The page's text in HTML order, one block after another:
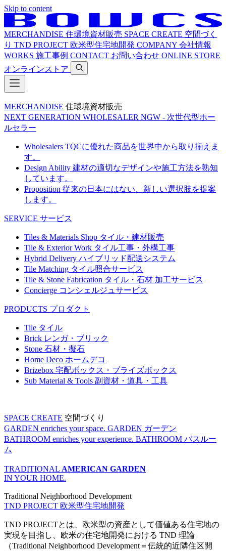
Skip to content
MERCHANDISE 住環境資材販売 SPACE CREATE 空間づく
り TND PROJECT 欧米型住宅地開発 COMPANY 会社情報
WORKS 施工事例 CONTACT お問い合わせ ONLINE STORE
オンラインストア
MERCHANDISE 住環境資材販売
NEXT GENERATION WHOLESALER NGW - 次世代型ホー
ルセラー
Wholesalers TQCに優れた商品を世界中から取り揃えま
す。
Design Ability 建材の適切なデザインや施工方法を熟知
しています。
Proposition 従来の日本にはない、新しい選択肢を提案
します。
SERVICE サービス
Tiles & Materials Shop タイル・建材販売
Tile & Exterior Work タイル工事・外構工事
Hybrid Delivery ハイブリッド配送システム
Tile Matching タイル照合サービス
Tile & Stone Fabrication タイル・石材 加工サービス
Concierge コンシェルジュサービス
PRODUCTS プロダクト
Tile タイル
Brick レンガ・ブリック
Stone 石材・擬石
Home Deco ホームデコ
Brizebox 宅配ボックス・ブライズボックス
Sub Material & Tools 副資材・道具・工具
SPACE CREATE 空間づくり
GARDEN enriches your space. GARDEN ガーデン
BATHROOM enriches your experience. BATHROOM バスルー
ム
TRADITIONAL AMERICAN GARDEN
IN YOUR HOME.
Traditional Neighborhood Development
TND PROJECT 欧米型住宅地開発
TND PROJECTとは、欧米型の資産として価値ある住宅地の
実現を目指し、欧米の住宅地開発における TND 理論
（Traditional Neighborhood Development＝伝統的近隣住区開